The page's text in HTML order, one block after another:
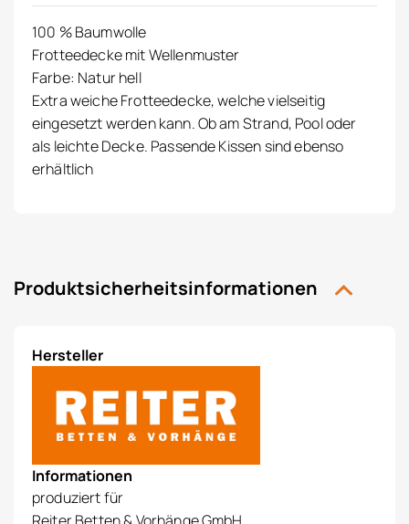
100 % Baumwolle
Frotteedecke mit Wellenmuster
Farbe: Natur hell
Extra weiche Frotteedecke, welche vielseitig
eingesetzt werden kann. Ob am Strand, Pool oder
als leichte Decke. Passende Kissen sind ebenso
erhältlich
Produktsicherheitsinformationen
Hersteller
Informationen
produziert für